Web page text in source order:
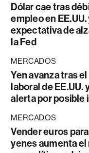
Dólar cae tras
empleo en
expectativa de
la Fed
MERCADOS
Yen avanza tras
laboral de EE.UU.
alerta por posible
MERCADOS
Vender euros
yenes aumenta